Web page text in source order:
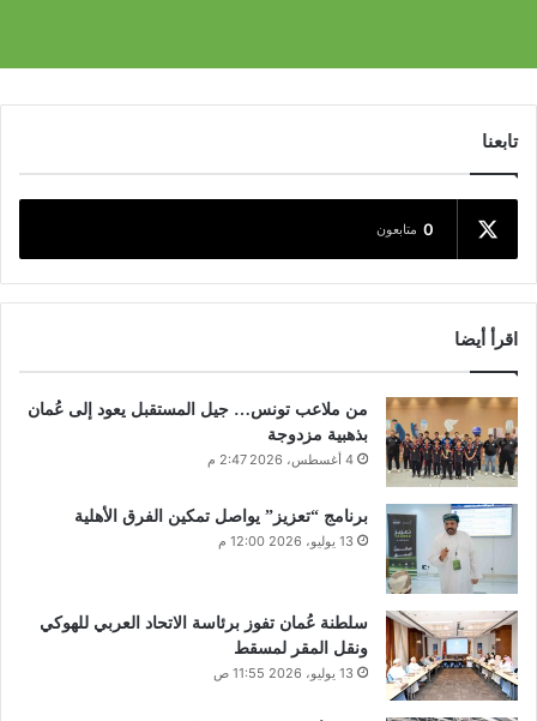
تابعنا
0 متابعون
اقرأ أيضا
من ملاعب تونس… جيل المستقبل يعود إلى عُمان
بذهبية مزدوجة
4 أغسطس، 2026 2:47 م
برنامج “تعزيز” يواصل تمكين الفرق الأهلية
13 يوليو، 2026 12:00 م
سلطنة عُمان تفوز برئاسة الاتحاد العربي للهوكي
ونقل المقر لمسقط
13 يوليو، 2026 11:55 ص